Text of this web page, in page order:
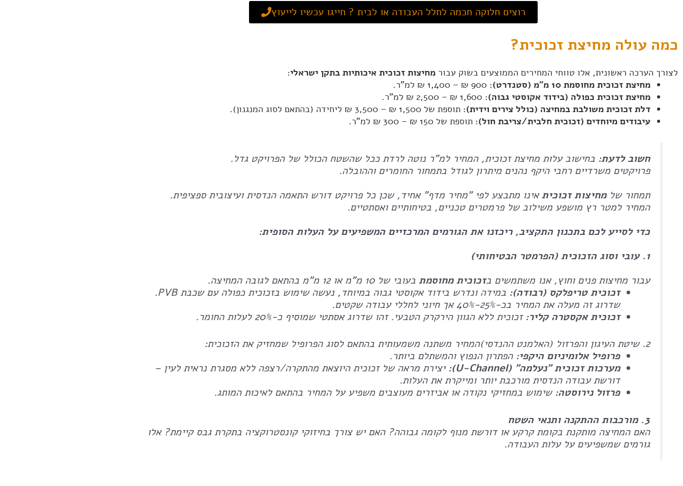
רוצים חלוקה חכמה לחלל העבודה או לבית ? חייגו עכשיו לייעוץ
כמה עולה מחיצת זכוכית?
לצורך הערכה ראשונית, אלו טווחי המחירים הממוצעים בשוק עבור מחיצות זכוכית איכותיות בתקן ישראלי:
מחיצת זכוכית מחוסמת 10 מ"מ (סטנדרט):
מחיצת זכוכית כפולה (בידוד אקוסטי גבוה):
דלת זכוכית משולבת במחיצה (כולל צירים וידית): תוספת של 1,500 ₪ – 3,500 ₪ ליחידה (בהתאם לסוג המנגנון).
עיבודים מיוחדים (זכוכית חלבית/צריבת חול): תוספת של 150 ₪ – 300 ₪ למ"ר.
חשוב לדעת: בחישוב עלות מחיצת זכוכית, המחיר למ"ר נוטה לרדת ככל שהשטח הכולל של הפרויקט גדל.
פרויקטים משרדיים רחבי היקף נהנים מיתרון לגודל בתמחור החומרים וההובלה.
תמחור שלמחיצות זכוכיתאינו מתבצע לפי "מחיר מדף" אחיד, שכן כל פרויקט דורש התאמה הנדסית ועיצובית ספציפית.
המחיר למטר רץ מושפע משילוב של פרמטרים טכניים, בטיחותיים ואסתטיים.
כדי לסייע לכם בתכנון התקציב, ריכזנו את הגורמים המרכזיים המשפיעים על העלות הסופית:
1. עובי וסוג הזכוכית (הפרמטר הבטיחותי)
עבור מחיצות פנים וחוץ, אנו משתמשים בזכוכית מחוסמתבעובי של 10 מ"מ או 12 מ"מ בהתאם לגובה המחיצה.
זכוכית טריפלקס (רבודה):
במידה ונדרש בידוד אקוסטי גבוה במיוחד, נעשה שימוש בזכוכית כפולה עם שכבת PVB.
שדרוג זה מעלה את המחיר בכ-25%-40% אך חיוני לחללי עבודה שקטים.
זכוכית אקסטרה קליר: זכוכית ללא הגוון הירקרק הטבעי. זהו שדרוג אסתטי שמוסיף כ-20% לעלות החומר.
2. שיטת העיגון והפרזול (האלמנט ההנדסי)המחיר משתנה משמעותית בהתאם לסוג הפרופיל שמחזיק את הזכוכית:
פרופיל אלומיניום היקפי: הפתרון הנפוץ והמשתלם ביותר.
מערכות זכוכית "נעלמה" (U-Channel):
יצירת מראה של זכוכית היוצאת מהתקרה/רצפה ללא מסגרת נראית לעין –
דורשת עבודה הנדסית מורכבת יותר ומייקרת את העלות.
פרזול נירוסטה: שימוש במחזיקי נקודה או אביזרים מעוצבים משפיע על המחיר בהתאם לאיכות המותג.
3. מורכבות ההתקנה ותנאי השטח
האם המחיצה מותקנת בקומת קרקע או דורשת מנוף לקומה גבוהה? האם יש צורך בחיזוקי קונסטרוקציה בתקרת גבס קיימת? אלו
גורמים שמשפיעים על עלות העבודה.